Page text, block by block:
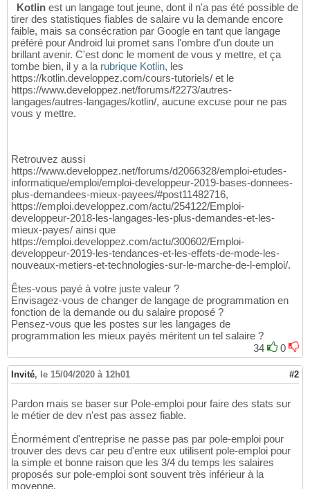
Kotlin est un langage tout jeune, dont il n'a pas été possible de
tirer des statistiques fiables de salaire vu la demande encore
faible, mais sa consécration par Google en tant que langage
préféré pour Android lui promet sans l'ombre d'un doute un
brillant avenir. C'est donc le moment de vous y mettre, et ça
tombe bien, il y a la rubrique Kotlin, les
https://kotlin.developpez.com/cours-tutoriels/ et le
https://www.developpez.net/forums/f2273/autres-
langages/autres-langages/kotlin/, aucune excuse pour ne pas
vous y mettre.
Retrouvez aussi
https://www.developpez.net/forums/d2066328/emploi-etudes-
informatique/emploi/emploi-developpeur-2019-bases-donnees-
plus-demandees-mieux-payees/#post11482716,
https://emploi.developpez.com/actu/254122/Emploi-
developpeur-2018-les-langages-les-plus-demandes-et-les-
mieux-payes/ ainsi que
https://emploi.developpez.com/actu/300602/Emploi-
developpeur-2019-les-tendances-et-les-effets-de-mode-les-
nouveaux-metiers-et-technologies-sur-le-marche-de-l-emploi/.
Êtes-vous payé à votre juste valeur ?
Envisagez-vous de changer de langage de programmation en
fonction de la demande ou du salaire proposé ?
Pensez-vous que les postes sur les langages de
programmation les mieux payés méritent un tel salaire ?
34
0
Invité, le 15/04/2020 à 12h01 #2
Pardon mais se baser sur Pole-emploi pour faire des stats sur
le métier de dev n'est pas assez fiable.
Énormément d'entreprise ne passe pas par pole-emploi pour
trouver des devs car peu d'entre eux utilisent pole-emploi pour
la simple et bonne raison que les 3/4 du temps les salaires
proposés sur pole-emploi sont souvent très inférieur à la
moyenne.